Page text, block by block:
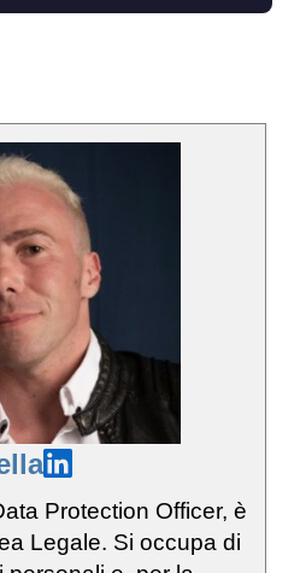
Protection Officer, è
Legale. Si occupa di